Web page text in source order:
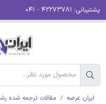
پشتیبانی:
ایران عرضه مقالات ترجمه شده